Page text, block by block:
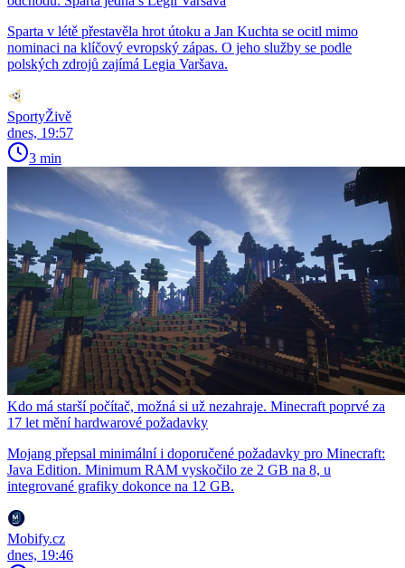
Sparta v létě přestavěla hrot útoku a Jan Kuchta se ocitl mimo
nominaci na klíčový evropský zápas. O jeho služby se podle
polských zdrojů zajímá Legia Varšava.
SportyŽivě
dnes, 19:57
3 min
Kdo má starší počítač, možná si už nezahraje. Minecraft poprvé za
17 let mění hardwarové požadavky
Mojang přepsal minimální i doporučené požadavky pro Minecraft:
Java Edition. Minimum RAM vyskočilo ze 2 GB na 8, u
integrované grafiky dokonce na 12 GB.
Mobify.cz
dnes, 19:46